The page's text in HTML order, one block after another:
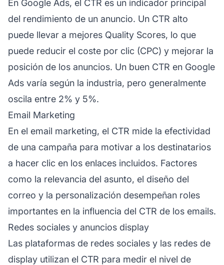
En Google Ads, el CTR es un indicador principal
del rendimiento de un anuncio. Un CTR alto
puede llevar a mejores Quality Scores, lo que
puede reducir el coste por clic (CPC) y mejorar la
posición de los anuncios. Un buen CTR en Google
Ads varía según la industria, pero generalmente
oscila entre 2% y 5%.
Email Marketing
En el email marketing, el CTR mide la efectividad
de una campaña para motivar a los destinatarios
a hacer clic en los enlaces incluidos. Factores
como la relevancia del asunto, el diseño del
correo y la personalización desempeñan roles
importantes en la influencia del CTR de los emails.
Redes sociales y anuncios display
Las plataformas de redes sociales y las redes de
display utilizan el CTR para medir el nivel de